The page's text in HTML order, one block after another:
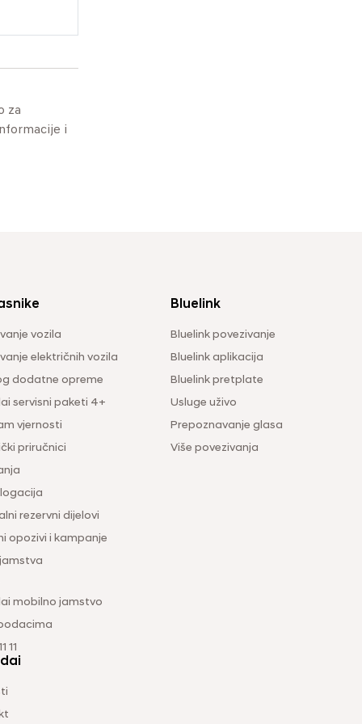
za
i
vozila
električnih vozila
dodatne opreme
servisni paketi 4+
vjernosti
priručnici
rezervni dijelovi
opozivi i kampanje
mobilno jamstvo
11
Bluelink
Bluelink povezivanje
Bluelink aplikacija
Bluelink pretplate
Usluge uživo
Prepoznavanje glasa
Više povezivanja